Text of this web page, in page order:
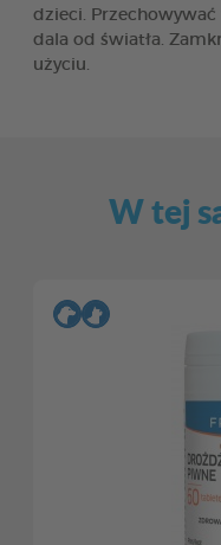
dzieci.
dala od światła.
użyciu.
W tej